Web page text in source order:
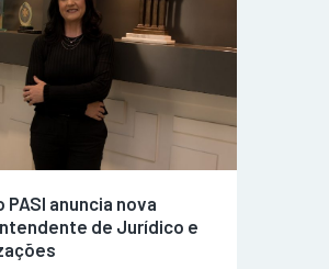
PASI anuncia nova
de Jurídico e